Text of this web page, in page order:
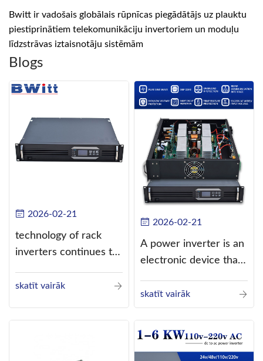
Bwitt ir vadošais globālais rūpnīcas piegādātājs uz plauktu
piestiprinātiem telekomunikāciju invertoriem un moduļu
līdzstrāvas iztaisnotāju sistēmām
Blogs
2026-02-21
technology of rack
inverters continues to
skatīt vairāk
2026-02-21
A power inverter is an
electronic device that
current (DC) into
alternating current
skatīt vairāk